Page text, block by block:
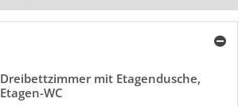
Dreibettzimmer mit Etagendusche,
Etagen-WC